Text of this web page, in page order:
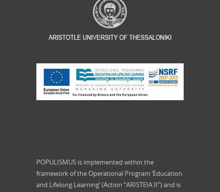
POPULISMUS is implemented within the
framework of the Operational Program ‘Education
and Lifelong Learning’ (Action “ARISTEIA II”) and is